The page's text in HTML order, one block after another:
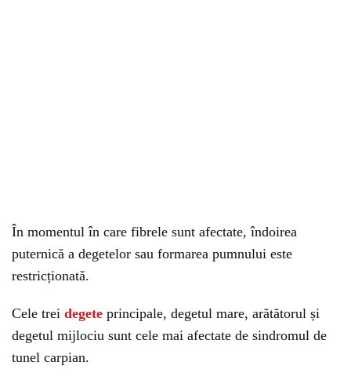
În momentul în care fibrele sunt afectate, îndoirea
puternică a degetelor sau formarea pumnului este
restricționată.
Cele trei degete principale, degetul mare, arătătorul și
degetul mijlociu sunt cele mai afectate de sindromul de
tunel carpian.